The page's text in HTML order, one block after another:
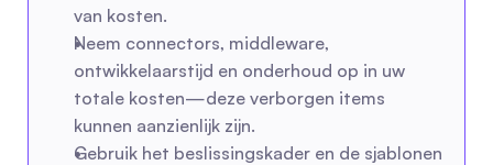
van kosten.
Neem connectors, middleware,
ontwikkelaarstijd en onderhoud op in uw
totale kosten—deze verborgen items
kunnen aanzienlijk zijn.
Gebruik het beslissingskader en de sjablonen